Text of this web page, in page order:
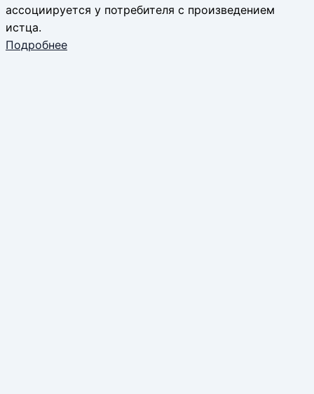
ассоциируется у потребителя с произведением
истца.
Подробнее